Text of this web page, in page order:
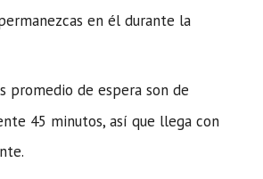
en él durante la
promedio de espera son de
45 minutos, así que llega con